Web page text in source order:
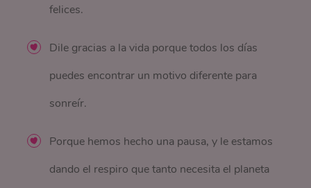
felices.
Dile gracias a la vida porque todos los días
puedes encontrar un motivo diferente para
sonreír.
Porque hemos hecho una pausa, y le estamos
dando el respiro que tanto necesita el planeta